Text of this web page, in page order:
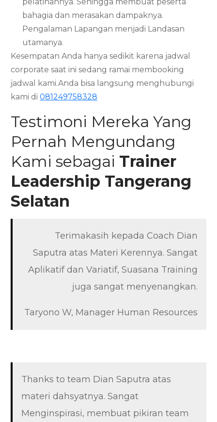
bahagia dan merasakan dampaknya.
Pengalaman Lapangan menjadi Landasan
utamanya.
Kesempatan Anda hanya sedikit karena jadwal
corporate saat ini sedang ramai membooking
jadwal kami.Anda bisa langsung menghubungi
kami di081249758328
Testimoni Mereka Yang
Pernah Mengundang
Kami sebagai Trainer
Leadership Tangerang
Selatan
Terimakasih kepada Coach Dian
Saputra atas Materi Kerennya. Sangat
Aplikatif dan Variatif, Suasana Training
juga sangat menyenangkan.
Taryono W, Manager Human Resources
Thanks to team Dian Saputra atas
materi dahsyatnya. Sangat
Menginspirasi, membuat pikiran team